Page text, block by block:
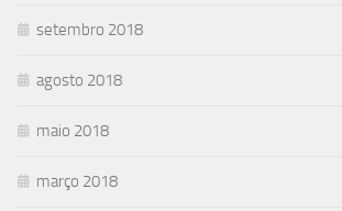
setembro 2018
agosto 2018
maio 2018
março 2018